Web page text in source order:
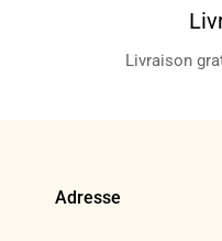
Livraison
Adresse